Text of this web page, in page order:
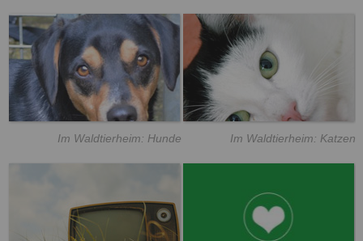
Im Waldtierheim: Hunde Im Waldtierheim: Katzen